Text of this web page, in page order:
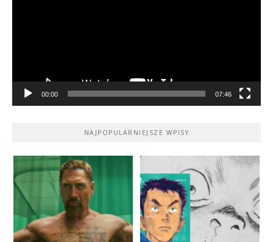
00:00 07:46
NAJPOPULARNIEJSZE WPISY